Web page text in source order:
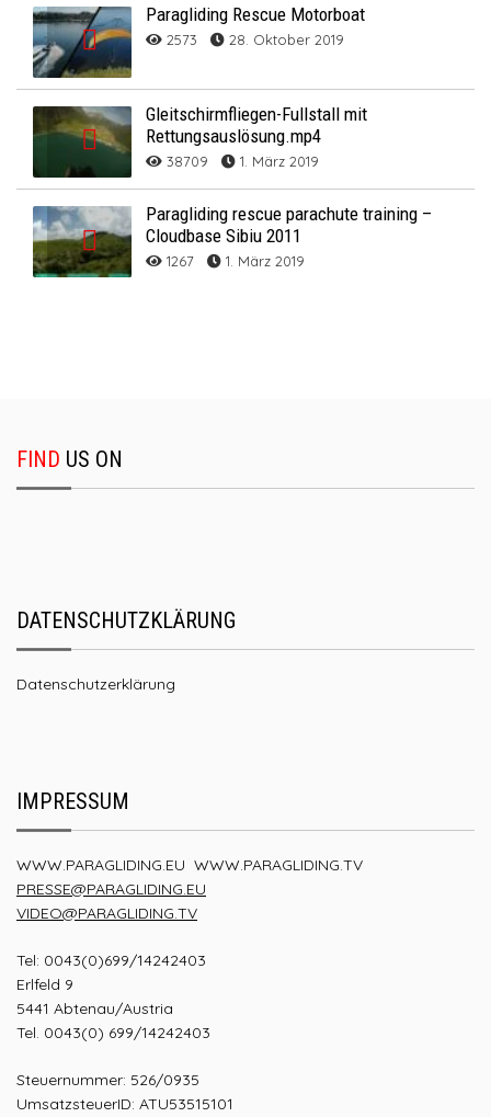
Paragliding Rescue Motorboat
2573 28. Oktober 2019
Gleitschirmfliegen-Fullstall mit
Rettungsauslösung.mp4
38709 1. März 2019
Paragliding rescue parachute training –
Cloudbase Sibiu 2011
1267 1. März 2019
FIND US ON
DATENSCHUTZKLÄRUNG
Datenschutzerklärung
IMPRESSUM
WWW.PARAGLIDING.EU WWW.PARAGLIDING.TV
PRESSE@PARAGLIDING.EU
VIDEO@PARAGLIDING.TV
Tel: 0043(0)699/14242403
Erlfeld 9
5441 Abtenau/Austria
Tel. 0043(0) 699/14242403
Steuernummer: 526/0935
UmsatzsteuerID: ATU53515101